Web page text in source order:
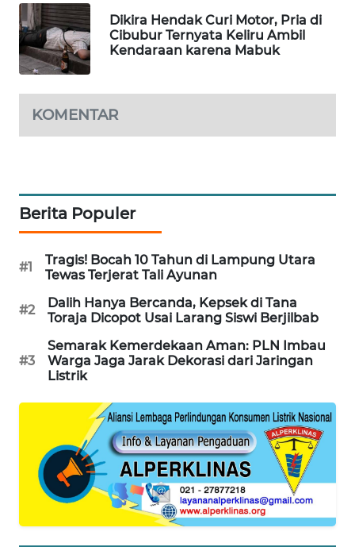
Dikira Hendak Curi Motor, Pria di
Cibubur Ternyata Keliru Ambil
Kendaraan karena Mabuk
KOMENTAR
Berita Populer
#1
Tragis! Bocah 10 Tahun di Lampung Utara
Tewas Terjerat Tali Ayunan
#2
Dalih Hanya Bercanda, Kepsek di Tana
Toraja Dicopot Usai Larang Siswi Berjilbab
#3
Semarak Kemerdekaan Aman: PLN Imbau
Warga Jaga Jarak Dekorasi dari Jaringan
Listrik
MEDAN
NEWS
METRO
KARING
NEWS
JURNAL
MARITIM
HUMBANG
GARONGGANG
ID
ENERGI